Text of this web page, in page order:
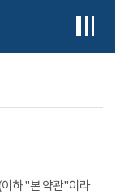
하 "본 약관"이라